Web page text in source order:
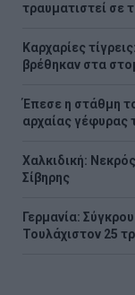
τραυματιστεί σε
Καρχαρίες
βρέθηκαν στα
Έπεσε η στάθμη
αρχαίας γέφυρας
Χαλκιδική:
Σίβηρης
Γερμανία:
Τουλάχιστον 25